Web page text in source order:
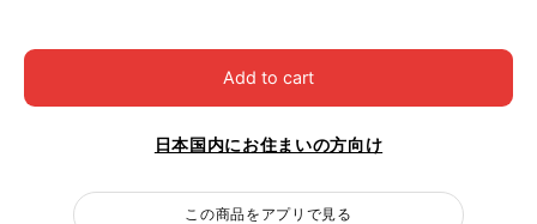
Add to cart
日本国内にお住まいの方向け
この商品をアプリで見る